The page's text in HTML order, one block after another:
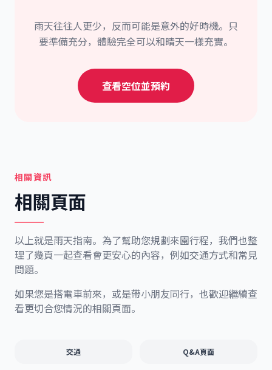
雨天往往人更少，反而可能是意外的好時機。只
要準備充分，體驗完全可以和晴天一樣充實。
查看空位並預約
相關資訊
相關頁面
以上就是雨天指南。為了幫助您規劃來園行程，我們也整
理了幾頁一起查看會更安心的內容，例如交通方式和常見
問題。
如果您是搭電車前來，或是帶小朋友同行，也歡迎繼續查
看更切合您情況的相關頁面。
交通 Q&A頁面